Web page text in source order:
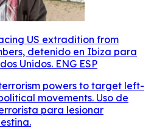
US extradition from
detenido en Ibiza para
Unidos. ENG ESP
powers to target left-
movements. Uso de
para lesionar